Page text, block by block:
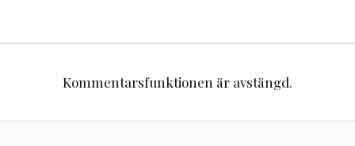
Kommentarsfunktionen är avstängd.